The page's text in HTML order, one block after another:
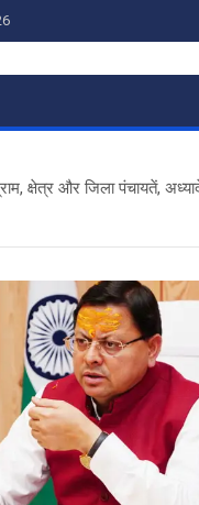
क्षेत्र और जिला पंचायतें,